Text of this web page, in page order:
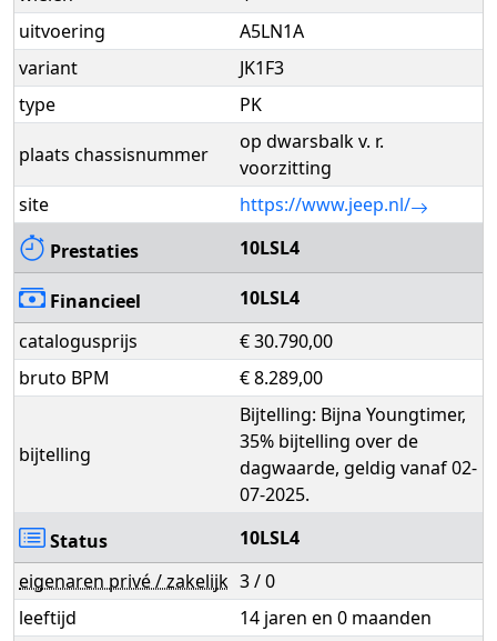
uitvoering
A5LN1A
variant
JK1F3
type
PK
plaats chassisnummer
op dwarsbalk v. r.
voorzitting
site
https://www.jeep.nl/
Prestaties
10LSL4
Financieel
10LSL4
catalogusprijs
€ 30.790,00
bruto BPM
€ 8.289,00
bijtelling
Bijtelling: Bijna Youngtimer,
35% bijtelling over de
dagwaarde, geldig vanaf 02-
07-2025.
Status
10LSL4
eigenaren privé / zakelijk 3 / 0
leeftijd
14 jaren en 0 maanden